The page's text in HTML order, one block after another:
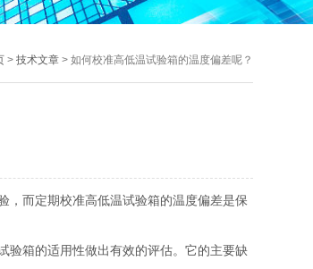
> 技术文章> 如何校准高低温试验箱的温度偏差呢？
而定期校准高低温试验箱的温度偏差是保
箱的适用性做出有效的评估。它的主要缺